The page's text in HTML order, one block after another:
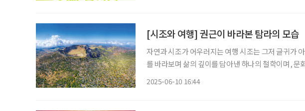
[시조와 여행] 권근이 바라본 탐라의 모습
자연과 시조가 어우러지는 여행 시조는 그저 글귀가 아니다. 우리 선조들이 자연과 인간 사회
를 바라보며 삶의 깊이를 담아낸 하나의 철학이며, 문
2025-06-10 16:44